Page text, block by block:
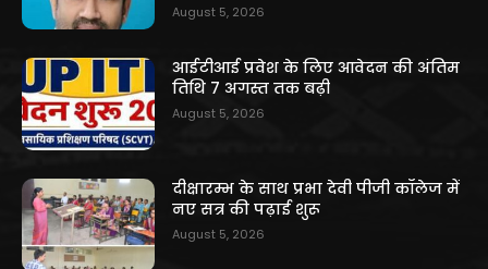
August 5, 2026
आईटीआई प्रवेश के लिए आवेदन की अंतिम
तिथि 7 अगस्त तक बढ़ी
August 5, 2026
दीक्षारम्भ के साथ प्रभा देवी पीजी कॉलेज में
नए सत्र की पढ़ाई शुरू
August 5, 2026